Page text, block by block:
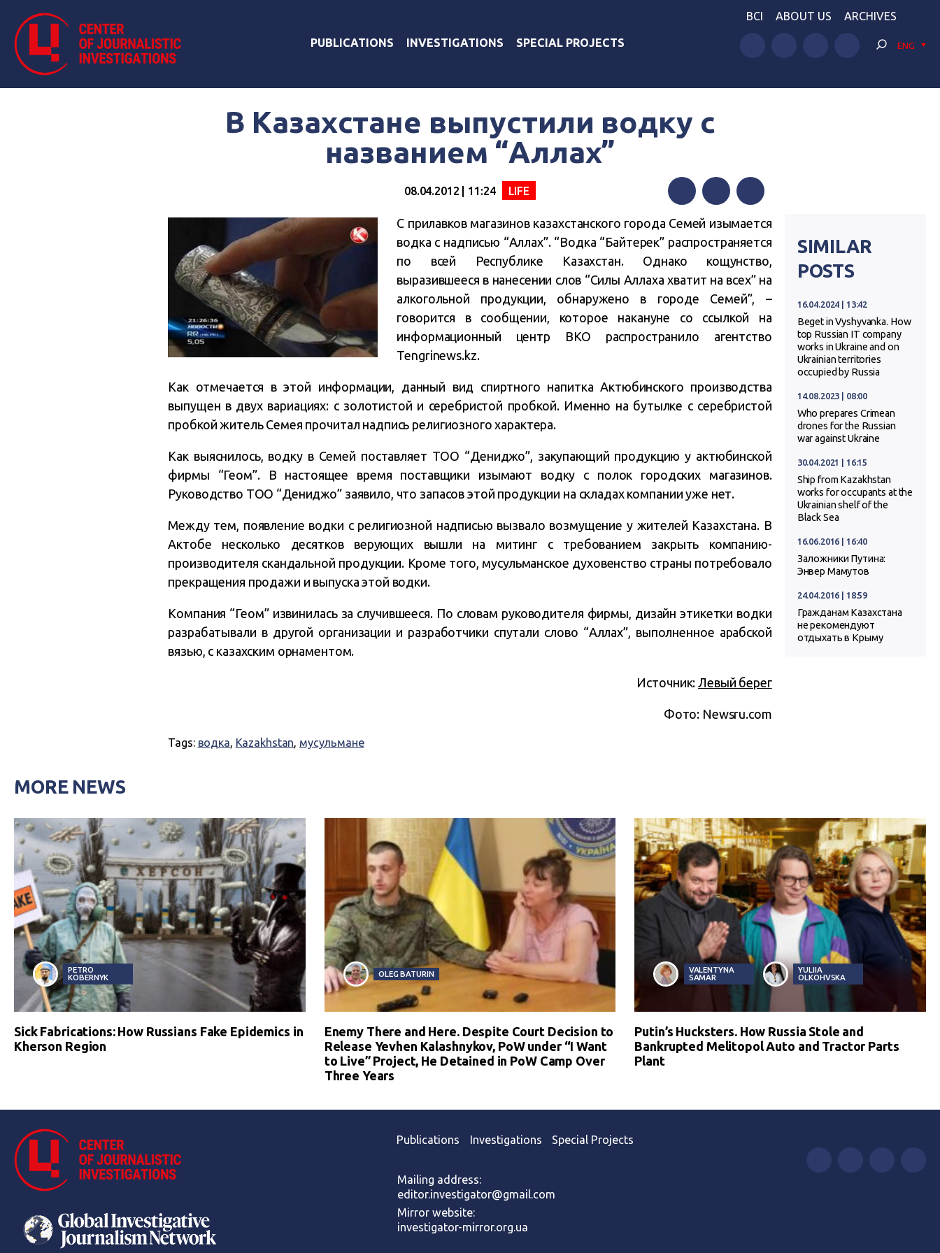
PUBLICATIONS INVESTIGATIONS SPECIAL PROJECTS
BCI ABOUT US ARCHIVES
ENG
В Казахстане выпустили водку с
названием “Аллах”
08.04.2012 | 11:24 LIFE
FacebookTwitterTelegram
С прилавков магазинов казахстанского города Семей изымается
водка с надписью “Аллах”. “Водка “Байтерек” распространяется
по всей Республике Казахстан. Однако кощунство,
выразившееся в нанесении слов “Силы Аллаха хватит на всех” на
алкогольной продукции, обнаружено в городе Семей”, –
говорится в сообщении, которое накануне со ссылкой на
информационный центр ВКО распространило агентство
Tengrinews.kz.
Как отмечается в этой информации, данный вид спиртного напитка Актюбинского производства
выпущен в двух вариациях: с золотистой и серебристой пробкой. Именно на бутылке с серебристой
пробкой житель Семея прочитал надпись религиозного характера.
Как выяснилось, водку в Семей поставляет ТОО “Дениджо”, закупающий продукцию у актюбинской
фирмы “Геом”. В настоящее время поставщики изымают водку с полок городских магазинов.
Руководство ТОО “Дениджо” заявило, что запасов этой продукции на складах компании уже нет.
Между тем, появление водки с религиозной надписью вызвало возмущение у жителей Казахстана. В
Актобе несколько десятков верующих вышли на митинг с требованием закрыть компанию-
производителя скандальной продукции. Кроме того, мусульманское духовенство страны потребовало
прекращения продажи и выпуска этой водки.
Компания “Геом” извинилась за случившееся. По словам руководителя фирмы, дизайн этикетки водки
разрабатывали в другой организации и разработчики спутали слово “Аллах”, выполненное арабской
вязью, с казахским орнаментом.
Источник:Левый берег
Фото: Newsru.com
Tags: водка, Kazakhstan, мусульмане
SIMILAR
POSTS
16.04.2024 | 13:42
Beget in Vyshyvanka. How
top Russian IT company
works in Ukraine and on
Ukrainian territories
occupied by Russia
14.08.2023 | 08:00
Who prepares Crimean
drones for the Russian
war against Ukraine
30.04.2021 | 16:15
Ship from Kazakhstan
works for occupants at the
Ukrainian shelf of the
Black Sea
16.06.2016 | 16:40
Заложники Путина:
Энвер Мамутов
24.04.2016 | 18:59
Гражданам Казахстана
не рекомендуют
отдыхать в Крыму
MORE NEWS
PETRO
KOBERNYK
Sick Fabrications: How Russians Fake Epidemics in
Kherson Region
OLEG BATURIN
Enemy There and Here. Despite Court Decision to
Release Yevhen Kalashnykov, PoW under “I Want
to Live” Project, He Detained in PoW Camp Over
Three Years
VALENTYNA
SAMAR
YULIIA
OLKOHVSKA
Putin’s Hucksters. How Russia Stole and
Bankrupted Melitopol Auto and Tractor Parts
Plant
Publications Investigations Special Projects
Mailing address:
editor.investigator@gmail.com
Mirror website:
investigator-mirror.org.ua